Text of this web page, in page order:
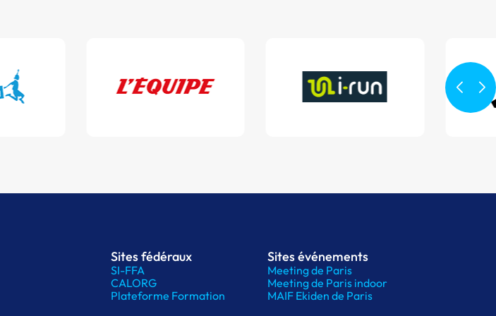
Sites fédéraux
SI-FFA
CALORG
Plateforme Formation
Sites événements
Meeting de Paris
Meeting de Paris indoor
MAIF Ekiden de Paris